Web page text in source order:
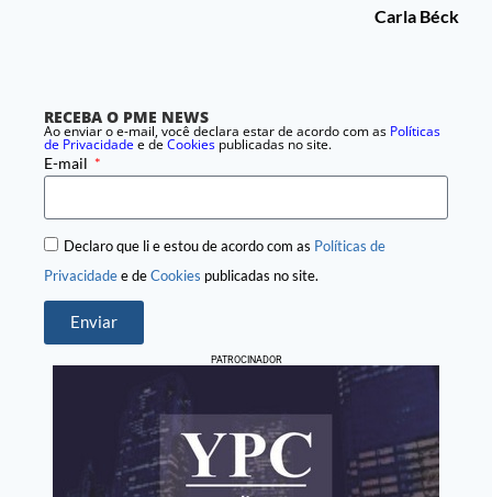
Carla Béck
RECEBA O PME NEWS
Ao enviar o e-mail, você declara estar de acordo com as Políticas
de Privacidadee deCookies publicadas no site.
E-mail
Declaro que li e estou de acordo com as Políticas de
Privacidadee deCookies publicadas no site.
Enviar
PATROCINADOR